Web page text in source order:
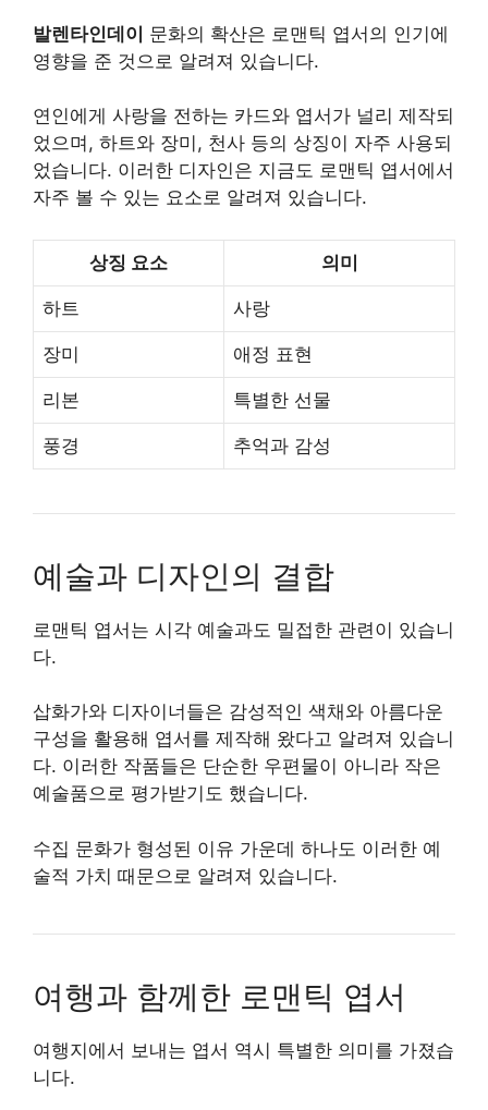
발렌타인데이 문화의 확산은 로맨틱 엽서의 인기에
영향을 준 것으로 알려져 있습니다.
연인에게 사랑을 전하는 카드와 엽서가 널리 제작되
었으며, 하트와 장미, 천사 등의 상징이 자주 사용되
었습니다. 이러한 디자인은 지금도 로맨틱 엽서에서
자주 볼 수 있는 요소로 알려져 있습니다.
상징 요소 의미
하트 사랑
장미 애정 표현
리본 특별한 선물
풍경 추억과 감성
예술과 디자인의 결합
로맨틱 엽서는 시각 예술과도 밀접한 관련이 있습니
다.
삽화가와 디자이너들은 감성적인 색채와 아름다운
구성을 활용해 엽서를 제작해 왔다고 알려져 있습니
다. 이러한 작품들은 단순한 우편물이 아니라 작은
예술품으로 평가받기도 했습니다.
수집 문화가 형성된 이유 가운데 하나도 이러한 예
술적 가치 때문으로 알려져 있습니다.
여행과 함께한 로맨틱 엽서
여행지에서 보내는 엽서 역시 특별한 의미를 가졌습
니다.